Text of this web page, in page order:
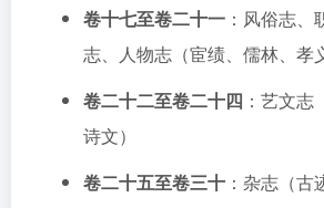
卷十七至卷二十一 ：风俗志
志、人物志（宦绩、儒林、孝
卷二十二至卷二十四 ：艺文志
诗文）
卷二十五至卷三十 ：杂志（